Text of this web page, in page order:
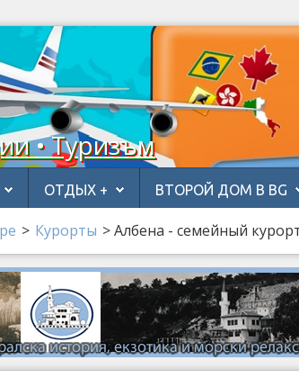
• Туризъм
ОТДЫХ + ВТОРОЙ ДОМ В BG
> Курорты >Албена - семейный